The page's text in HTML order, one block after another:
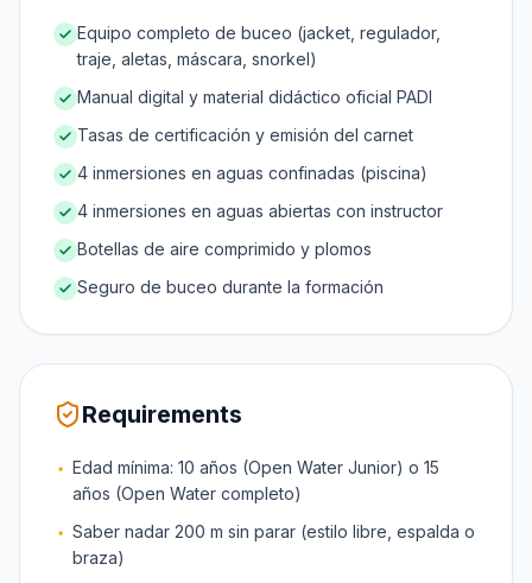
Equipo completo de buceo (jacket, regulador,
traje, aletas, máscara, snorkel)
Manual digital y material didáctico oficial PADI
Tasas de certificación y emisión del carnet
4 inmersiones en aguas confinadas (piscina)
4 inmersiones en aguas abiertas con instructor
Botellas de aire comprimido y plomos
Seguro de buceo durante la formación
Requirements
Edad mínima: 10 años (Open Water Junior) o 15
años (Open Water completo)
Saber nadar 200 m sin parar (estilo libre, espalda o
braza)